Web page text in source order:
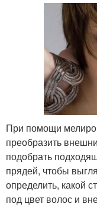
При помощи
преобразить
подобрать
прядей, чтобы
определить, какой
под цвет волос и